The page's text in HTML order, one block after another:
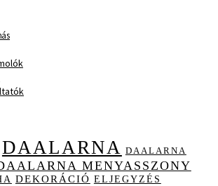
DAALARNA DAALARNA
MENYASSZONY
DEKORÁCIÓ ELJEGYZÉS